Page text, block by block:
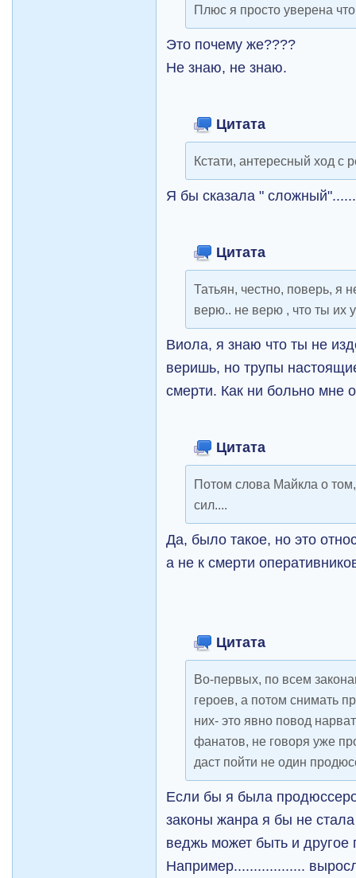
Плюс я просто уверена
Это почему же????
Не знаю, не знаю.
Цитата
Кстати, антересный ход с
Я бы сказала "
Цитата
Татьян, честно, поверь, я
верю.. не верю , что ты их
Виола, я знаю что ты не
веришь, но трупы
смерти. Как ни больно мне
Цитата
Потом слова Майкла о
сил....
Да, было такое, но это
а не к смерти
Цитата
Во-первых, по всем
героев, а потом снимать
них- это явно повод
фанатов, не говоря уже
даст пойти не один
Если бы я была
законы жанра я бы не
веджь может быть и
Например..................